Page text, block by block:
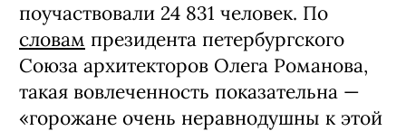
поучаствовали 24 831 человек. По
словам президента петербургского
Союза архитекторов Олега Романова,
такая вовлеченность показательна —
«горожане очень неравнодушны к этой